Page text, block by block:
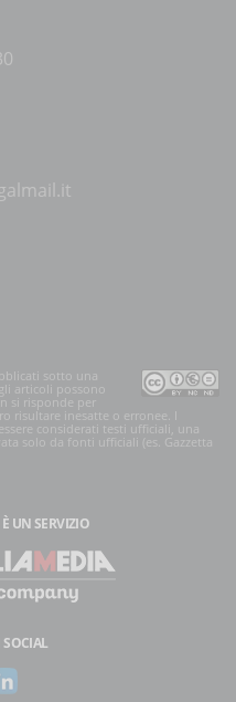
sotto una
articoli possono
si risponde per
risultare inesatte o erronee. I
considerati testi ufficiali, una
solo da fonti ufficiali (es. Gazzetta
È UN SERVIZIO
SOCIAL